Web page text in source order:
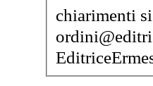
chiarimenti
ordini@
Editrice